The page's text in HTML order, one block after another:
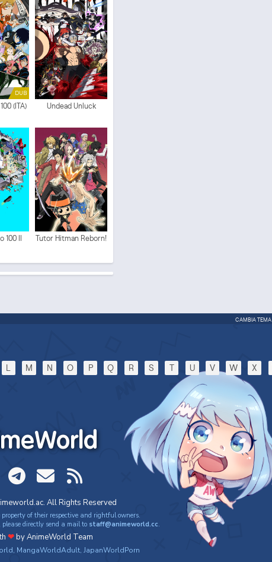
DUB
(ITA) Undead Unluck
100 II Tutor Hitman Reborn!
CAMBIA TEMA
L M N O P Q R S T U V W X
All Rights Reserved
of their respective and rightful owners.
directly send a mail to staff@animeworld.cc.
❤by AnimeWorld Team
, MangaWorldAdult,JapanWorldPorn